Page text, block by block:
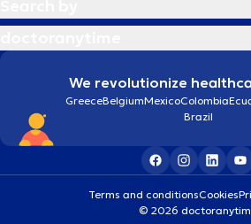
We revolutionize
GreeceBelgiumMexicoColombia
Brazil
Terms and conditionsCookies
© 2026